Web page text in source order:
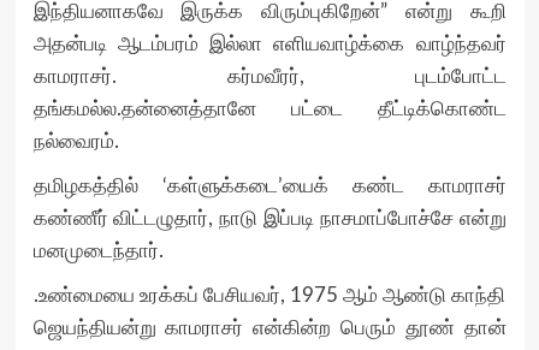
இந்தியனாகவே இருக்க விரும்புகிறேன்” என்று கூறி
அதன்படி ஆடம்பரம் இல்லா எளியவாழ்க்கை வாழ்ந்தவர்
காமராசர். கர்மவீரர், புடம்போட்ட
தங்கமல்ல.தன்னைத்தானே பட்டை தீட்டிக்கொண்ட
நல்வைரம்.
தமிழகத்தில் ‘கள்ளுக்கடை’யைக் கண்ட காமராசர்
கண்ணீர் விட்டழுதார், நாடு இப்படி நாசமாப்போச்சே என்று
மனமுடைந்தார்.
.உண்மையை உரக்கப் பேசியவர், 1975 ஆம் ஆண்டு காந்தி
ஜெயந்தியன்று காமராசர் என்கின்ற பெரும் தூண் தான்